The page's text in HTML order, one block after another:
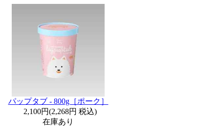
パップタブ - 800g［ポーク］
2,100円(2,268円 税込)
在庫あり